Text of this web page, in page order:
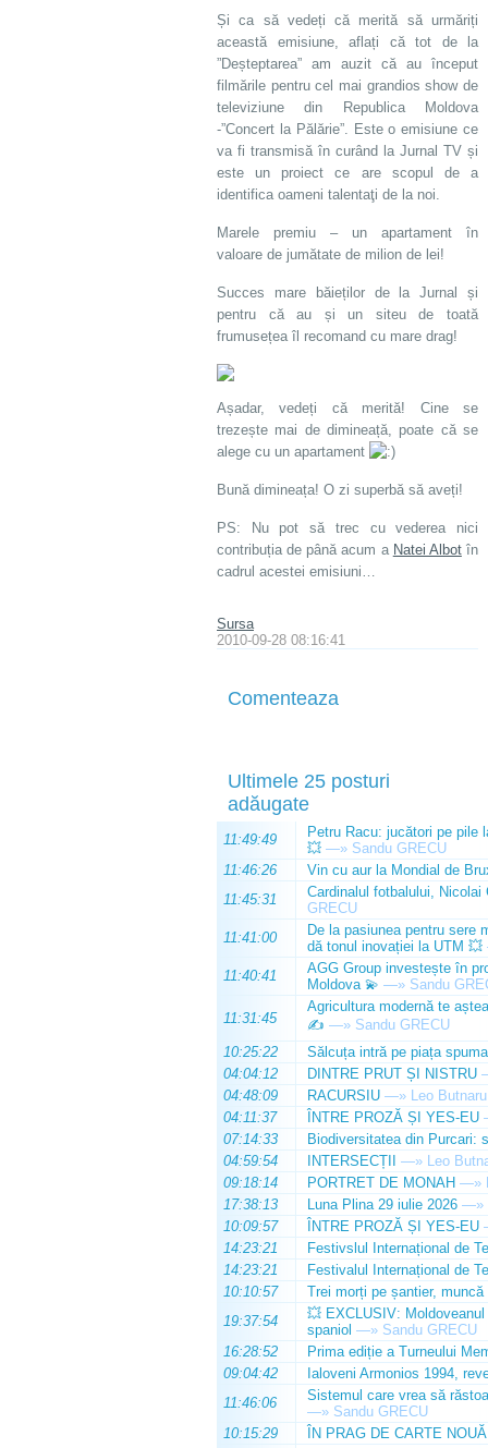
Și ca să vedeți că merită să urmăriți
această emisiune, aflați că tot de la
”Deșteptarea” am auzit că au început
filmările pentru cel mai grandios show de
televiziune din Republica Moldova
-”Concert la Pălărie”. Este o emisiune ce
va fi transmisă în curând la Jurnal TV și
este un proiect ce are scopul de a
identifica oameni talentaţi de la noi.
Marele premiu – un apartament în
valoare de jumătate de milion de lei!
Succes mare băieților de la Jurnal și
pentru că au și un siteu de toată
frumusețea îl recomand cu mare drag!
Așadar, vedeți că merită! Cine se
trezește mai de dimineață, poate că se
alege cu un apartament
Bună dimineața! O zi superbă să aveți!
PS: Nu pot să trec cu vederea nici
contribuția de până acum a Natei Albotîn
cadrul acestei emisiuni…
Sursa
2010-09-28 08:16:41
Comenteaza
Ultimele 25 posturi
adăugate
11:49:49
Petru Racu: jucători pe pile
💥 —» Sandu GRECU
11:46:26
Vin cu aur la Mondial de
11:45:31
Cardinalul fotbalului,
GRECU
11:41:00
De la pasiunea pentru sere
dă tonul inovației la UTM 💥
11:40:41
AGG Group investește în
Moldova 💫 —» Sandu
11:31:45
Agricultura modernă te
✍️ —» Sandu GRECU
10:25:22
Sălcuța intră pe piața
04:04:12
DINTRE PRUT ȘI NISTRU
04:48:09
RACURSIU —» Leo Butnaru
04:11:37
ÎNTRE PROZĂ ȘI YES-EU
07:14:33
Biodiversitatea din Purcari:
04:59:54
INTERSECȚII —» Leo
09:18:14
PORTRET DE MONAH —»
17:38:13
Luna Plina 29 iulie 2026 —»
10:09:57
ÎNTRE PROZĂ ȘI YES-EU
14:23:21
Festivslul Internațional de
14:23:21
Festivalul Internațional de
10:10:57
Trei morți pe șantier, muncă
19:37:54
💥 EXCLUSIV:
spaniol —» Sandu GRECU
16:28:52
Prima ediție a Turneului
09:04:42
Ialoveni Armonios 1994,
11:46:06
Sistemul care vrea să
—» Sandu GRECU
10:15:29
ÎN PRAG DE CARTE NOUĂ